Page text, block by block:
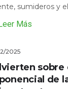
sumideros y
Más
2025
sobre
de